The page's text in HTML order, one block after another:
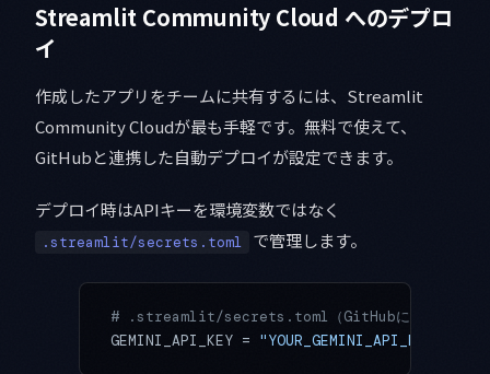
Streamlit Community Cloud へのデプロ
イ
作成したアプリをチームに共有するには、Streamlit
Community Cloudが最も手軽です。無料で使えて、
GitHubと連携した自動デプロイが設定できます。
デプロイ時はAPIキーを環境変数ではなく
.streamlit/secrets.toml で管理します。
# .streamlit/secrets.toml（GitHubにはpushしな
GEMINI_API_KEY = "YOUR_GEMINI_API_KEY"